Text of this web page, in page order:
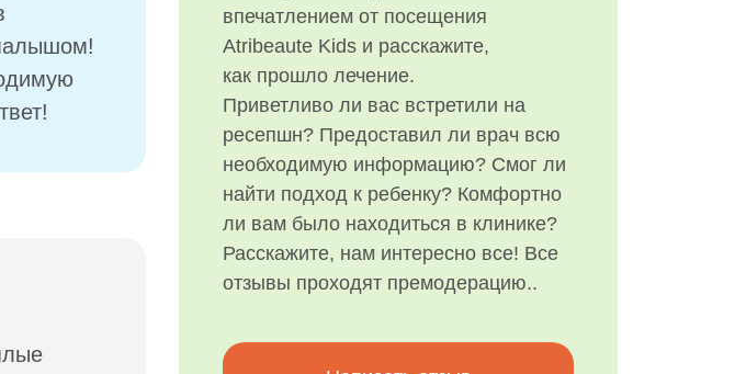
впечатлением от посещения
Atribeaute Kids и расскажите,
как прошло лечение.
Приветливо ли вас встретили на
ресепшн? Предоставил ли врач всю
необходимую информацию? Смог ли
найти подход к ребенку? Комфортно
ли вам было находиться в клинике?
Расскажите, нам интересно все! Все
отзывы проходят премодерацию..